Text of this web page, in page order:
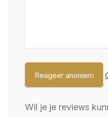
Wil je je reviews